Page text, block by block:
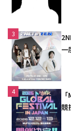
3
一
4
競